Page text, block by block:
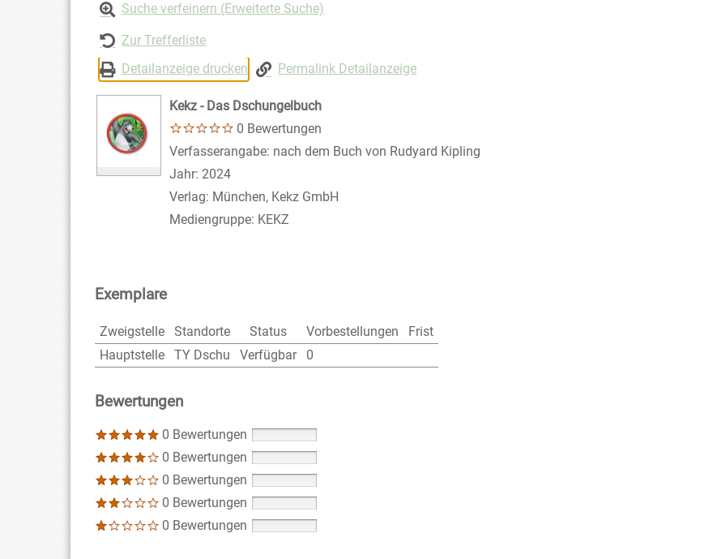
Suche verfeinern (Erweiterte Suche)
Zur Trefferliste
Detailanzeige drucken
Permalink Detailanzeige
Kekz - Das Dschungelbuch
0 Bewertungen
Suche nach diesem Verfasser
Verfasserangabe: nach dem Buch von Rudyard Kipling
Jahr: 2024
Verlag: München, Kekz GmbH
Mediengruppe: KEKZ
Exemplare
Zweigstelle Standorte Status Vorbestellungen
Frist
Hauptstelle
TY Dschu Verfügbar 0
Bewertungen
0 Bewertungen
0 Bewertungen
0 Bewertungen
0 Bewertungen
0 Bewertungen